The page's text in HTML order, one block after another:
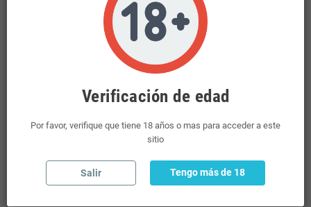
Tomate Mayonesa y Salsas
LICORES
Verificación de edad
Por favor, verifique que tiene 18 años o mas para acceder a este
sitio
Salir Tengo más de 18